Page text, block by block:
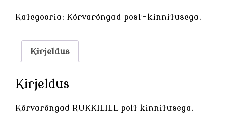
kogus
Kategooria: Kõrvarõngad post-kinnitusega.
Kirjeldus
Kirjeldus
Kõrvarõngad RUKKILILL polt kinnitusega.